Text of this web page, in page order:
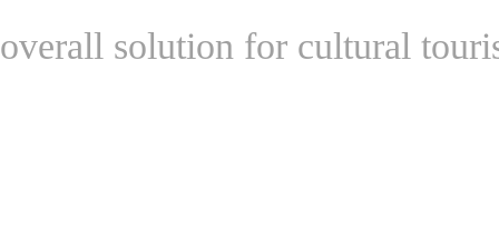
overall solution for cultural